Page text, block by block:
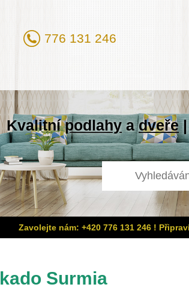
776 131 246
Kvalitnípodlahyadveře
Zavolejte nám: +420 776 131 246 !
Surmia